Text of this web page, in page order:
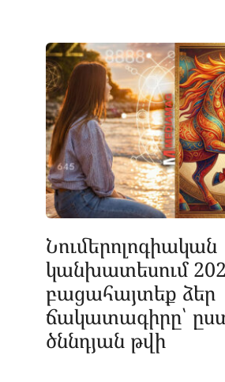
Նումերոլոգիական
կանխատեսում
բացահայտեք ձեր
ճակատագիրը՝
ծննդյան թվի